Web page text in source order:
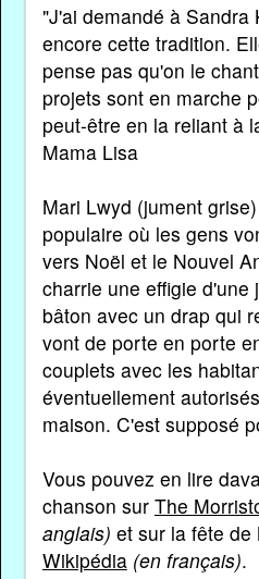
"J'ai demandé à Sandra
encore cette tradition.
pense pas qu'on le
projets sont en marche
peut-être en la reliant à
Mama Lisa
Mari Lwyd (jument
populaire où les gens
vers Noël et le Nouvel
charrie une effigie d'une
bâton avec un drap qui
vont de porte en porte
couplets avec les
éventuellement
maison. C'est supposé
Vous pouvez en lire
chanson sur The
anglais) et sur la fête de
Wikipédia (en français).